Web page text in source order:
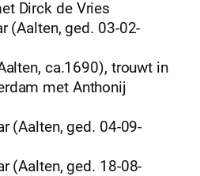
Dirck de Vries
(Aalten, ged. 03-02-
ca.1690), trouwt in
met Anthonij
(Aalten, ged. 04-09-
(Aalten, ged. 18-08-